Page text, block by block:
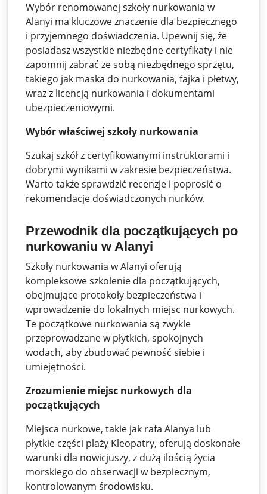
Wybór renomowanej szkoły nurkowania w
Alanyi ma kluczowe znaczenie dla bezpiecznego
i przyjemnego doświadczenia. Upewnij się, że
posiadasz wszystkie niezbędne certyfikaty i nie
zapomnij zabrać ze sobą niezbędnego sprzętu,
takiego jak maska ​​do nurkowania, fajka i płetwy,
wraz z licencją nurkowania i dokumentami
ubezpieczeniowymi.
Wybór właściwej szkoły nurkowania
Szukaj szkół z certyfikowanymi instruktorami i
dobrymi wynikami w zakresie bezpieczeństwa.
Warto także sprawdzić recenzje i poprosić o
rekomendacje doświadczonych nurków.
Przewodnik dla początkujących po
nurkowaniu w Alanyi
Szkoły nurkowania w Alanyi oferują
kompleksowe szkolenie dla początkujących,
obejmujące protokoły bezpieczeństwa i
wprowadzenie do lokalnych miejsc nurkowych.
Te początkowe nurkowania są zwykle
przeprowadzane w płytkich, spokojnych
wodach, aby zbudować pewność siebie i
umiejętności.
Zrozumienie miejsc nurkowych dla
początkujących
Miejsca nurkowe, takie jak rafa Alanya lub
płytkie części plaży Kleopatry, oferują doskonałe
warunki dla nowicjuszy, z dużą ilością życia
morskiego do obserwacji w bezpiecznym,
kontrolowanym środowisku.